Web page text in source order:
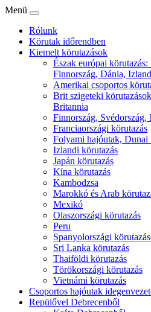
Menü
Rólunk
Körutak időrendben
Kiemelt körutazások
Észak európai
Finnország, Dánia,
Amerikai csoportos
Brit szigeteki
Britannia
Finnország,
Franciaországi körutazás
Folyami hajóutak, Dunai
Izlandi körutazás
Japán körutazás
Kína körutazás
Kambodzsa
Marokkó és Arab
Mexikó
Olaszországi körutazás
Peru
Spanyolországi
Sri Lanka körutazás
Thaiföldi körutazás
Törökországi körutazás
Vietnámi körutazás
Csoportos hajóutak
Repülővel Debrecenből